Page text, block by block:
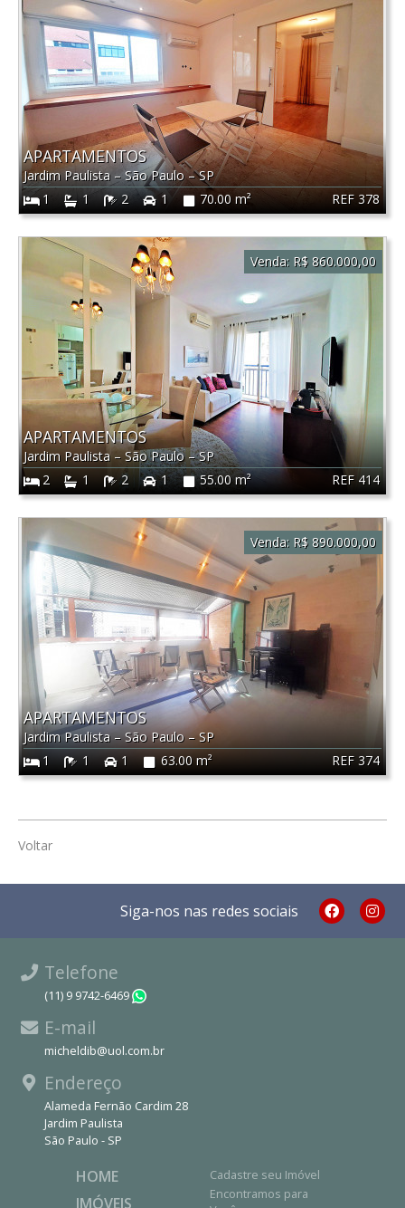
REF 378
APARTAMENTOS
Jardim Paulista –São Paulo–SP
1
1 2 1 70.00 m²
REF 414
APARTAMENTOS
Jardim Paulista–São Paulo–SP
2
1 2 1 55.00 m²
Venda: R$ 860.000,00
REF 374
APARTAMENTOS
Jardim Paulista–São Paulo–SP
1
1 1 63.00 m²
Venda: R$ 890.000,00
Voltar
Siga-nos nas redes sociais
Telefone
(11) 9 9742-6469
E-mail
micheldib@uol.com.br
Endereço
Alameda Fernão Cardim 28
Jardim Paulista
São Paulo - SP
HOME
IMÓVEIS
Cadastre seu Imóvel
Encontramos para